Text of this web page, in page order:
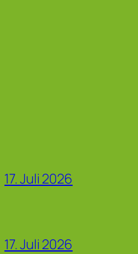
17. Juli 2026
17. Juli 2026